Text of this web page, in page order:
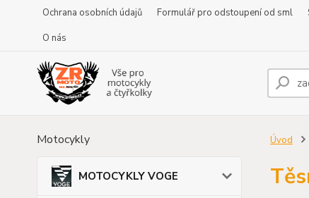
Ochrana osobních údajů Formulář pro odstoupení od sml
O nás
Motocykly
MOTOCYKLY VOGE
Úvod